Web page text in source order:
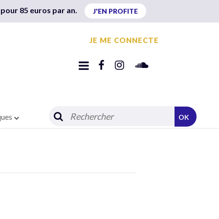
85 euros par an. J'EN PROFITE
JE ME CONNECTE
OK